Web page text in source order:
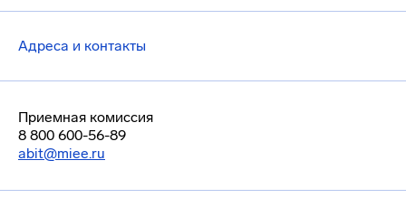
Адреса и контакты
Приемная комиссия
8 800 600-56-89
abit@miee.ru